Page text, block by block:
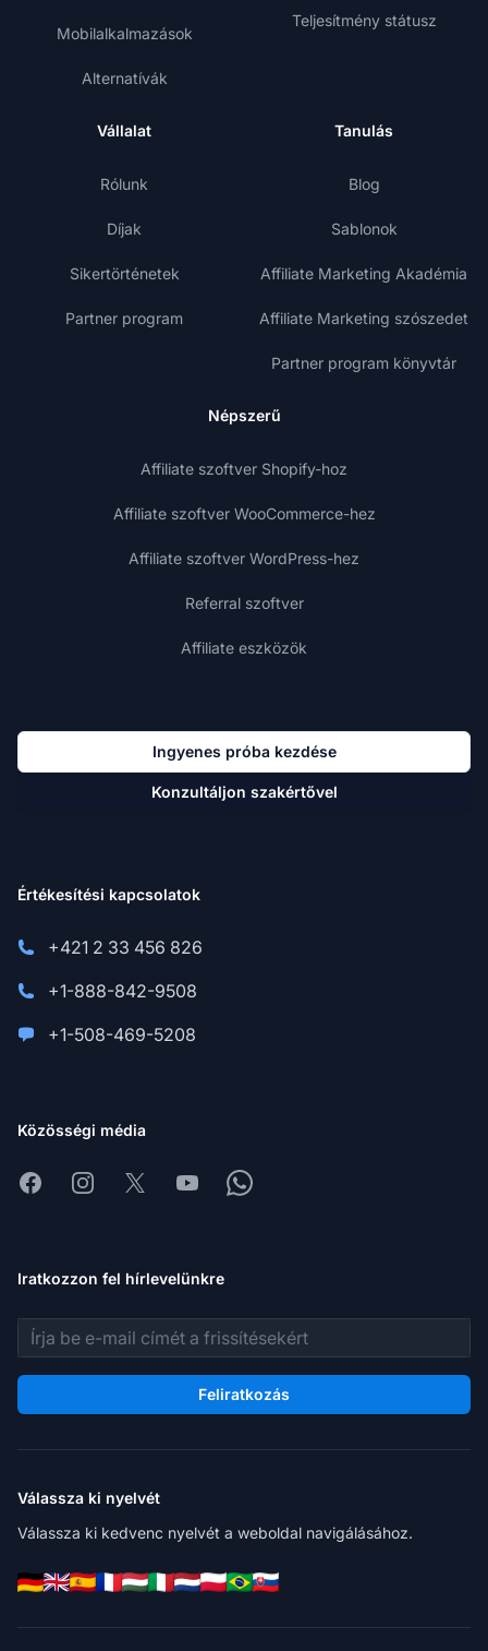
Mobilalkalmazások
Alternatívák
Teljesítmény státusz
Vállalat
Rólunk
Díjak
Sikertörténetek
Partner program
Tanulás
Blog
Sablonok
Affiliate Marketing Akadémia
Affiliate Marketing szószedet
Partner program könyvtár
Népszerű
Affiliate szoftver Shopify-hoz
Affiliate szoftver WooCommerce-hez
Affiliate szoftver WordPress-hez
Referral szoftver
Affiliate eszközök
Ingyenes próba kezdése
Konzultáljon szakértővel
Értékesítési kapcsolatok
+421 2 33 456 826
+1-888-842-9508
+1-508-469-5208
Közösségi média
FacebookInstagram
X YoutubeWhatsapp
Iratkozzon fel hírlevelünkre
E-mail cím
Feliratkozás
Válassza ki nyelvét
Válassza ki kedvenc nyelvét a weboldal navigálásához.